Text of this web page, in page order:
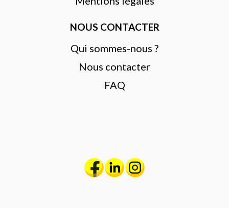
NOUS CONTACTER
Qui sommes-nous ?
Nous contacter
FAQ